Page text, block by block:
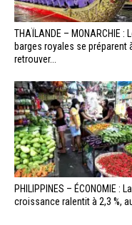
THAÏLANDE – MONARCHIE :
barges royales se préparent
retrouver...
PHILIPPINES – ÉCONOMIE : La
croissance ralentit à 2,3 %,